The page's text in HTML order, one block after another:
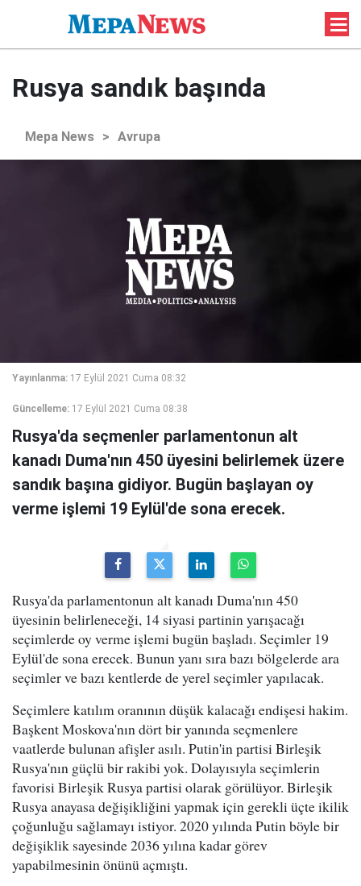
Rusya sandık başında
Mepa News > Avrupa
Yayınlanma: 17 Eylül 2021 Cuma 08:32
Güncelleme: 17 Eylül 2021 Cuma 08:38
Rusya'da seçmenler parlamentonun alt
kanadı Duma'nın 450 üyesini belirlemek üzere
sandık başına gidiyor. Bugün başlayan oy
verme işlemi 19 Eylül'de sona erecek.
Rusya'da parlamentonun alt kanadı Duma'nın 450
üyesinin belirleneceği, 14 siyasi partinin yarışacağı
seçimlerde oy verme işlemi bugün başladı. Seçimler 19
Eylül'de sona erecek. Bunun yanı sıra bazı bölgelerde ara
seçimler ve bazı kentlerde de yerel seçimler yapılacak.
Seçimlere katılım oranının düşük kalacağı endişesi hakim.
Başkent Moskova'nın dört bir yanında seçmenlere
vaatlerde bulunan afişler asılı. Putin'in partisi Birleşik
Rusya'nın güçlü bir rakibi yok. Dolayısıyla seçimlerin
favorisi Birleşik Rusya partisi olarak görülüyor. Birleşik
Rusya anayasa değişikliğini yapmak için gerekli üçte ikilik
çoğunluğu sağlamayı istiyor. 2020 yılında Putin böyle bir
değişiklik sayesinde 2036 yılına kadar görev
yapabilmesinin önünü açmıştı.